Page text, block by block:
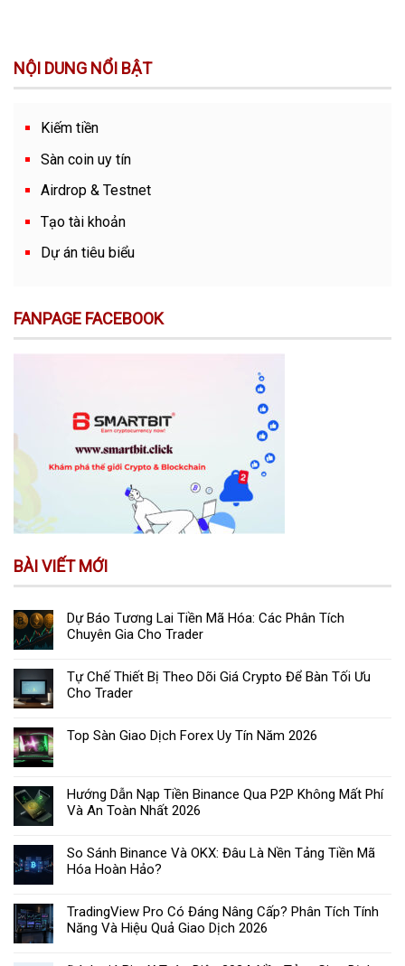
NỘI DUNG NỔI BẬT
Kiếm tiền
Sàn coin uy tín
Airdrop & Testnet
Tạo tài khoản
Dự án tiêu biểu
FANPAGE FACEBOOK
BÀI VIẾT MỚI
Dự Báo Tương Lai Tiền Mã Hóa: Các Phân Tích
Chuyên Gia Cho Trader
Tự Chế Thiết Bị Theo Dõi Giá Crypto Để Bàn Tối Ưu
Cho Trader
Top Sàn Giao Dịch Forex Uy Tín Năm 2026
Hướng Dẫn Nạp Tiền Binance Qua P2P Không Mất Phí
Và An Toàn Nhất 2026
So Sánh Binance Và OKX: Đâu Là Nền Tảng Tiền Mã
Hóa Hoàn Hảo?
TradingView Pro Có Đáng Nâng Cấp? Phân Tích Tính
Năng Và Hiệu Quả Giao Dịch 2026